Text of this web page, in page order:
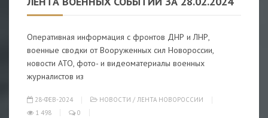
Оперативная информация с фронтов ДНР и ЛНР,
военные сводки от Вооруженных сил Новороссии,
новости АТО, фото- и видеоматериалы военных
журналистов из
28-ФЕВ-2024 НОВОСТИ / ЛЕНТА НОВОРОССИИ
1 498
0